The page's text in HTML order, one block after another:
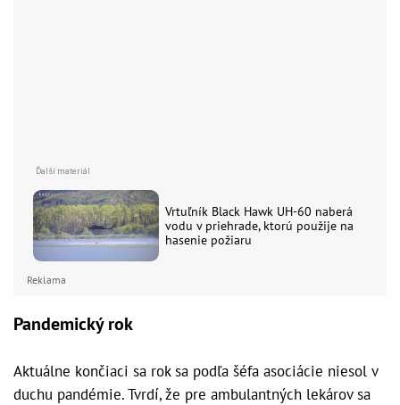
Vrtuľník Black Hawk UH-60 naberá
vodu v priehrade, ktorú použije na
hasenie požiaru
Reklama
Pandemický rok
Aktuálne končiaci sa rok sa podľa šéfa asociácie niesol v
duchu pandémie. Tvrdí, že pre ambulantných lekárov sa